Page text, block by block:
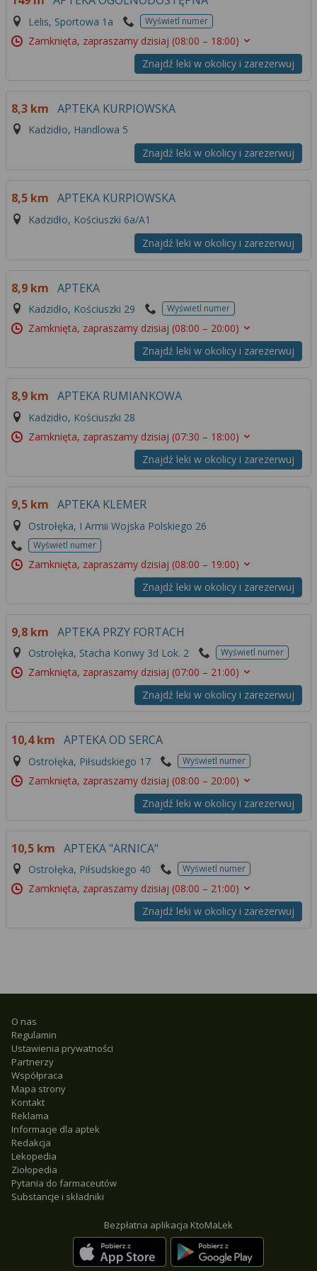
Lelis, Sportowa 1a Wyświetl numer
Zamknięta, zapraszamy dzisiaj (08:00 – 18:00)
Znajdź leki w okolicy i zarezerwuj
8,3 km APTEKA KURPIOWSKA
Kadzidło, Handlowa 5
Znajdź leki w okolicy i zarezerwuj
8,5 km APTEKA KURPIOWSKA
Kadzidło, Kościuszki 6a/A1
Znajdź leki w okolicy i zarezerwuj
8,9 km APTEKA
Kadzidło, Kościuszki 29 Wyświetl numer
Zamknięta, zapraszamy dzisiaj (08:00 – 20:00)
Znajdź leki w okolicy i zarezerwuj
8,9 km APTEKA RUMIANKOWA
Kadzidło, Kościuszki 28
Zamknięta, zapraszamy dzisiaj (07:30 – 18:00)
Znajdź leki w okolicy i zarezerwuj
9,5 km APTEKA KLEMER
Ostrołęka, I Armii Wojska Polskiego 26
Wyświetl numer
Zamknięta, zapraszamy dzisiaj (08:00 – 19:00)
Znajdź leki w okolicy i zarezerwuj
9,8 km APTEKA PRZY FORTACH
Ostrołęka, Stacha Konwy 3d Lok. 2 Wyświetl numer
Zamknięta, zapraszamy dzisiaj (07:00 – 21:00)
Znajdź leki w okolicy i zarezerwuj
10,4 km APTEKA OD SERCA
Ostrołęka, Piłsudskiego 17 Wyświetl numer
Zamknięta, zapraszamy dzisiaj (08:00 – 20:00)
Znajdź leki w okolicy i zarezerwuj
10,5 km APTEKA "ARNICA"
Ostrołęka, Piłsudskiego 40 Wyświetl numer
Zamknięta, zapraszamy dzisiaj (08:00 – 21:00)
Znajdź leki w okolicy i zarezerwuj
O nas
Regulamin
Ustawienia prywatności
Partnerzy
Współpraca
Mapa strony
Kontakt
Reklama
Informacje dla aptek
Redakcja
Lekopedia
Ziołopedia
Pytania do farmaceutów
Substancje i składniki
Bezpłatna aplikacja KtoMaLek
Więcej informacji na temat wykorzystywania
narzędzi zewnętrznych w naszym serwisie
znajdziesz wRegulaminie Serwisu